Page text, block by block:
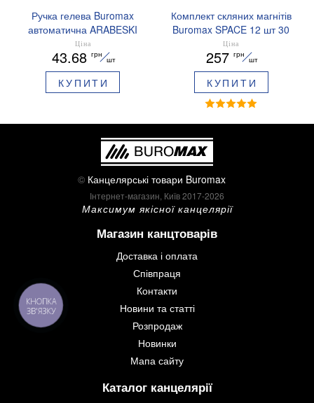
Ручка гелева Buromax
автоматична ARABESKI
0.5 мм ароматизований
грип синє чорнило в
блістері BM.8379-02
Ціна
43.68 грн
шт
КУПИТИ
Комплект скляних магнітів
Buromax SPACE 12 шт 30
мм BM.0048
Ціна
257 грн
шт
КУПИТИ
© Канцелярські товари Buromax
Інтернет-магазин, Київ 2017-2026
Максимум якісної канцелярії
Магазин канцтоварів
Доставка і оплата
Співпраця
Контакти
Новини та статті
Розпродаж
Новинки
Мапа сайту
Каталог канцелярії
КНОПКА
ЗВ'ЯЗКУ